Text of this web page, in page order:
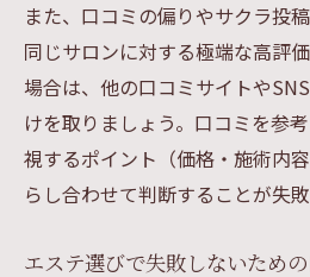
また、口コミの偏りやサクラ投
同じサロンに対する極端な高評
場合は、他の口コミサイトや
けを取りましょう。口コミを参
視するポイント（価格・施術内
らし合わせて判断することが失敗
エステ選びで失敗しないため